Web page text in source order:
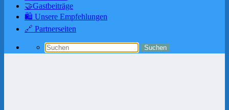
🤝Gastbeiträge
🛍️ Unsere Empfehlungen
🔗 Partnerseiten